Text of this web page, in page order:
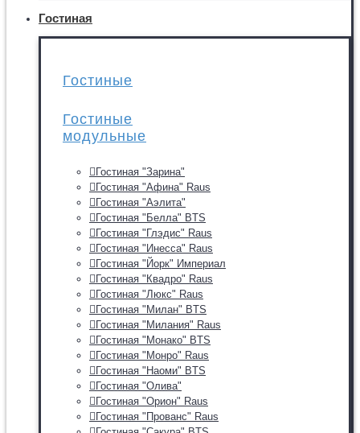
Гостиная
Гостиные
Гостиные
модульные
Гостиная "Зарина"
Гостиная "Афина" Raus
Гостиная "Аэлита"
Гостиная "Белла" BTS
Гостиная "Глэдис" Raus
Гостиная "Инесса" Raus
Гостиная "Йорк" Империал
Гостиная "Квадро" Raus
Гостиная "Люкс" Raus
Гостиная "Милан" BTS
Гостиная "Милания" Raus
Гостиная "Монако" BTS
Гостиная "Монро" Raus
Гостиная "Наоми" BTS
Гостиная "Олива"
Гостиная "Орион" Raus
Гостиная "Прованс" Raus